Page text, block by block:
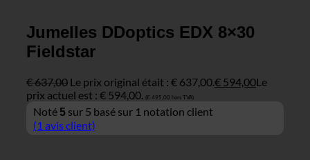
Jumelles DDoptics EDX 8×30
Fieldstar
€637,00 Le prix original était : € 637,00.€ 594,00Le
prix actuel est : € 594,00. (€ 495,00 hors TVA)
Noté 5 sur 5 basé sur 1 notation client
(1 avis client)